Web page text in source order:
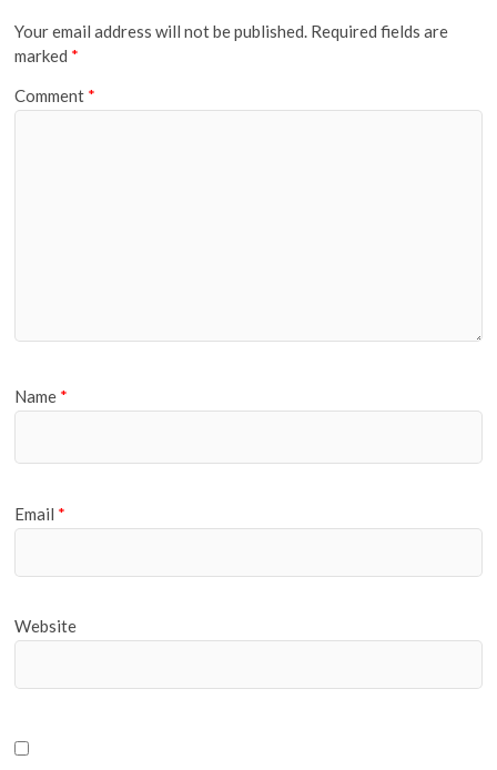
Your email address will not be published. Required fields are
marked *
Comment *
Name *
Email *
Website